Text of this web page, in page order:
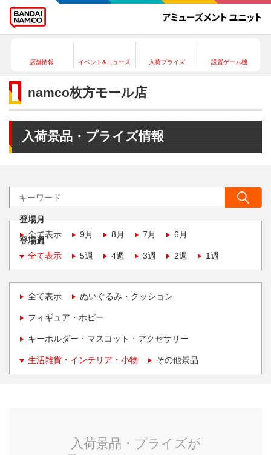
店舗情報 イベント&ニュース 入荷プライズ 設置ゲーム機
namco枚方モール店
入荷景品・プライズ情報
登場月
全て表示
9月 8月 7月 6月
登場週
全て表示
5週 4週 3週 2週 1週
全て表示 ぬいぐるみ・クッション
フィギュア・ホビー
キーホルダー・マスコット・アクセサリー
生活雑貨・インテリア・小物 その他景品